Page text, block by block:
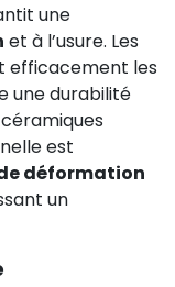
une
et à l’usure. Les
efficacement les
une durabilité
est
déformation
un